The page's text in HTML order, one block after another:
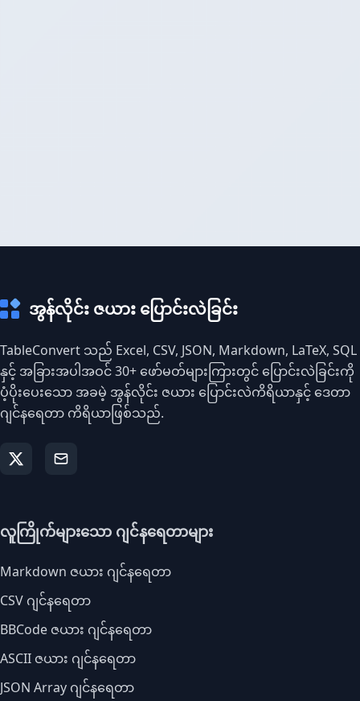
အွန်လိုင်း ဇယား ပြောင်းလဲခြင်း
TableConvert သည် Excel, CSV, JSON, Markdown, LaTeX, SQL
နှင့် အခြားအပါအဝင် 30+ ဖော်မတ်များကြားတွင် ပြောင်းလဲခြင်းကို
ပံ့ပိုးပေးသော အခမဲ့ အွန်လိုင်း ဇယား ပြောင်းလဲကိရိယာနှင့် ဒေတာ
ဂျင်နရေတာ ကိရိယာဖြစ်သည်.
လူကြိုက်များသော ဂျင်နရေတာများ
Markdown ဇယား ဂျင်နရေတာ
CSV ဂျင်နရေတာ
BBCode ဇယား ဂျင်နရေတာ
ASCII ဇယား ဂျင်နရေတာ
JSON Array ဂျင်နရေတာ